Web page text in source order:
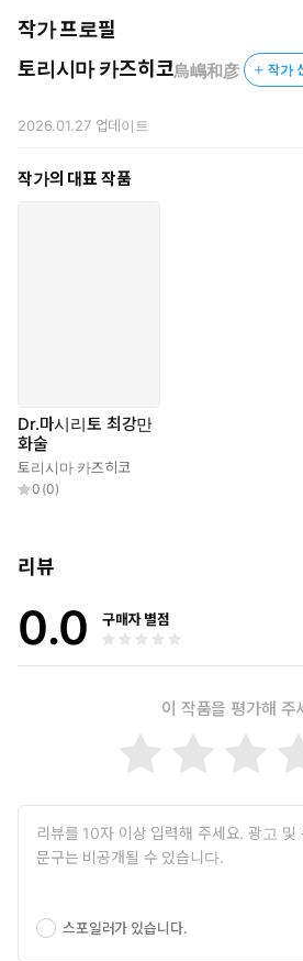
이샤에 입사하여『주간 소년 점프』를
서 일하게 된다. 이때 그는 인기 있는 만
작용하는 것을 깨닫고 자신이 담당하는
마 아키라, 『전영소녀』의 카츠라 마 사
칙이 재미있는 만화를 만들고 인기 작가
작가 프로필
토리시마 카즈히코鳥嶋和彦 작가
2026.01.27업데이트
작가의 대표 작품
Dr.마시리토 최강만
화술
토리시마 카즈히코
0 (0)
리뷰
0.0 구매자 별점
이 작품을 평가해 주
스포일러가 있습니다.